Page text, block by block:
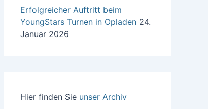
Erfolgreicher Auftritt beim
YoungStars Turnen in Opladen 24.
Januar 2026
Hier finden Sie unser Archiv